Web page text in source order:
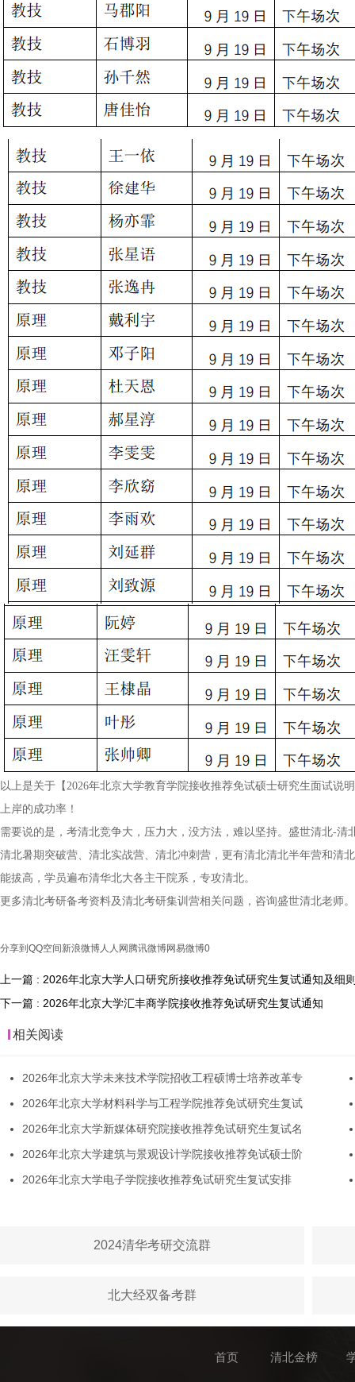
以上是关于【2026年北京大学教育学院接收推荐免试硕士研究生面试
上岸的成功率！
需要说的是，考清北竞争大，压力大，没方法，难以坚持。盛世清北-
清北暑期突破营、清北实战营、清北冲刺营，更有清北清北半年营和清
能拔高，学员遍布清华北大各主干院系，专攻清北。
更多清北考研备考资料及清北考研集训营相关问题，咨询盛世清北老师。
分享到 QQ空间 新浪微博人人网 腾讯微博网易微博0
上一篇 : 2026年北京大学人口研究所接收推荐免试研究生复试通知及细
下一篇 : 2026年北京大学汇丰商学院接收推荐免试研究生复试通知
相关阅读
2026年北京大学未来技术学院招收工程硕博士培养改革专
2026年北京大学材料科学与工程学院推荐免试研究生复试
2026年北京大学新媒体研究院接收推荐免试研究生复试名
2026年北京大学建筑与景观设计学院接收推荐免试硕士阶
2026年北京大学电子学院接收推荐免试研究生复试安排
2024清华考研交流群
北大经双备考群
首页 清北金榜